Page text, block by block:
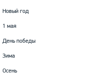
Новый год
1 мая
День победы
Зима
Осень